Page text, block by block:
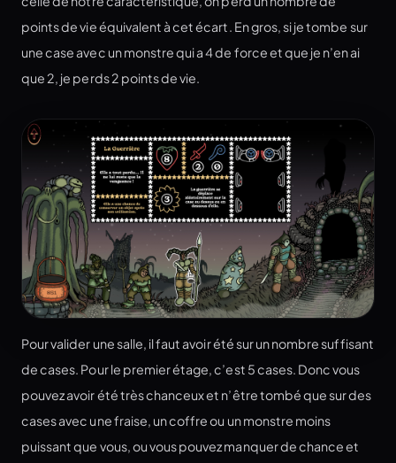
points de vie équivalent à cet écart. En gros, si je tombe sur
une case avec un monstre qui a 4 de force et que je n’en ai
que 2, je perds 2 points de vie.
Pour valider une salle, il faut avoir été sur un nombre suffisant
de cases. Pour le premier étage, c’est 5 cases. Donc vous
pouvez avoir été très chanceux et n’être tombé que sur des
cases avec une fraise, un coffre ou un monstre moins
puissant que vous, ou vous pouvez manquer de chance et